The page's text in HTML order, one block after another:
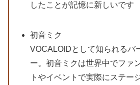
したことが記憶に新しいです
初音ミク
VOCALOIDとして知られるバ
ー。初音ミクは世界中でファ
トやイベントで実際にステー